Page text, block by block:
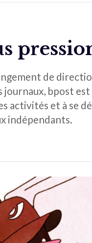
de
bpost
activités et à se
indépendants.